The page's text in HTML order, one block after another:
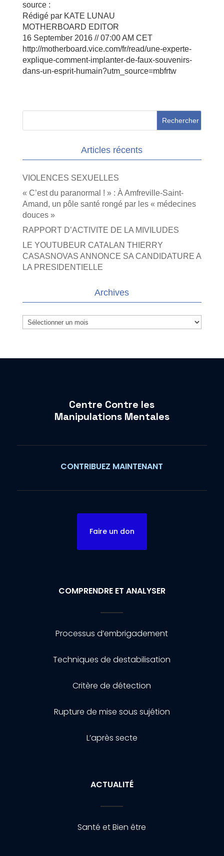
source :
Rédigé par KATE LUNAU
MOTHERBOARD EDITOR
16 September 2016 // 07:00 AM CET
http://motherboard.vice.com/fr/read/une-experte-
explique-comment-implanter-de-faux-souvenirs-
dans-un-esprit-humain?utm_source=mbfrtw
Articles récents
VIOLENCES SEXUELLES
« C’est du paranormal ! » : À Amfreville-Saint-
Amand, un pôle santé rongé par les « médecines
douces »
RAPPORT D’ACTIVITE DE LA MIVILUDES
LE YOUTUBEUR CATALAN THIERRY
CASASNOVAS ANNONCE SA CANDIDATURE A
LA PRESIDENTIELLE
Archives
Archives
Centre Contre les
Manipulations Mentales
CONTRIBUEZ MAINTENANT
Faire un don
COMPRENDRE ET ANALYSER
Processus d’embrigadement
Techniques de destabilisation
Critère de détection
Rupture de mise sous sujétion
L’après secte
ACTUALITÉ
Santé et Bien être